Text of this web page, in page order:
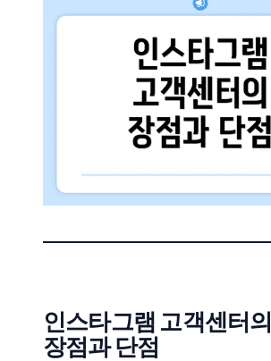
인스타그램 고객센터의
장점과 단점